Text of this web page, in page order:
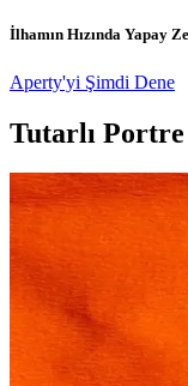
İlhamın Hızında Yapay
Aperty'yi Şimdi Dene
Tutarlı